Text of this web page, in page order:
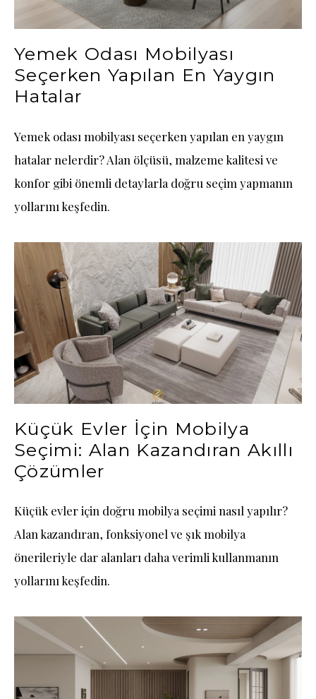
Yemek Odası Mobilyası
Seçerken Yapılan En Yaygın
Hatalar
Yemek odası mobilyası seçerken yapılan en yaygın
hatalar nelerdir? Alan ölçüsü, malzeme kalitesi ve
konfor gibi önemli detaylarla doğru seçim yapmanın
yollarını keşfedin.
Küçük Evler İçin Mobilya
Seçimi: Alan Kazandıran Akıllı
Çözümler
Küçük evler için doğru mobilya seçimi nasıl yapılır?
Alan kazandıran, fonksiyonel ve şık mobilya
önerileriyle dar alanları daha verimli kullanmanın
yollarını keşfedin.